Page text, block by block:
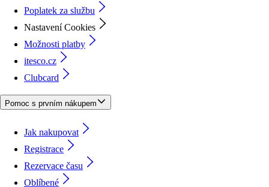
Poplatek za službu
Nastavení Cookies
Možnosti platby
itesco.cz
Clubcard
Pomoc s prvním nákupem
Jak nakupovat
Registrace
Rezervace času
Oblíbené